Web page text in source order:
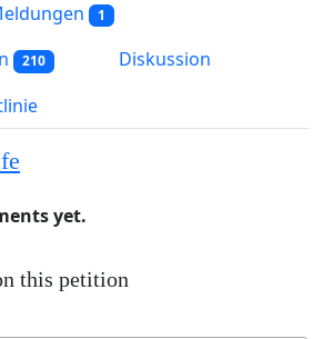
1
210
Diskussion
yet.
this petition